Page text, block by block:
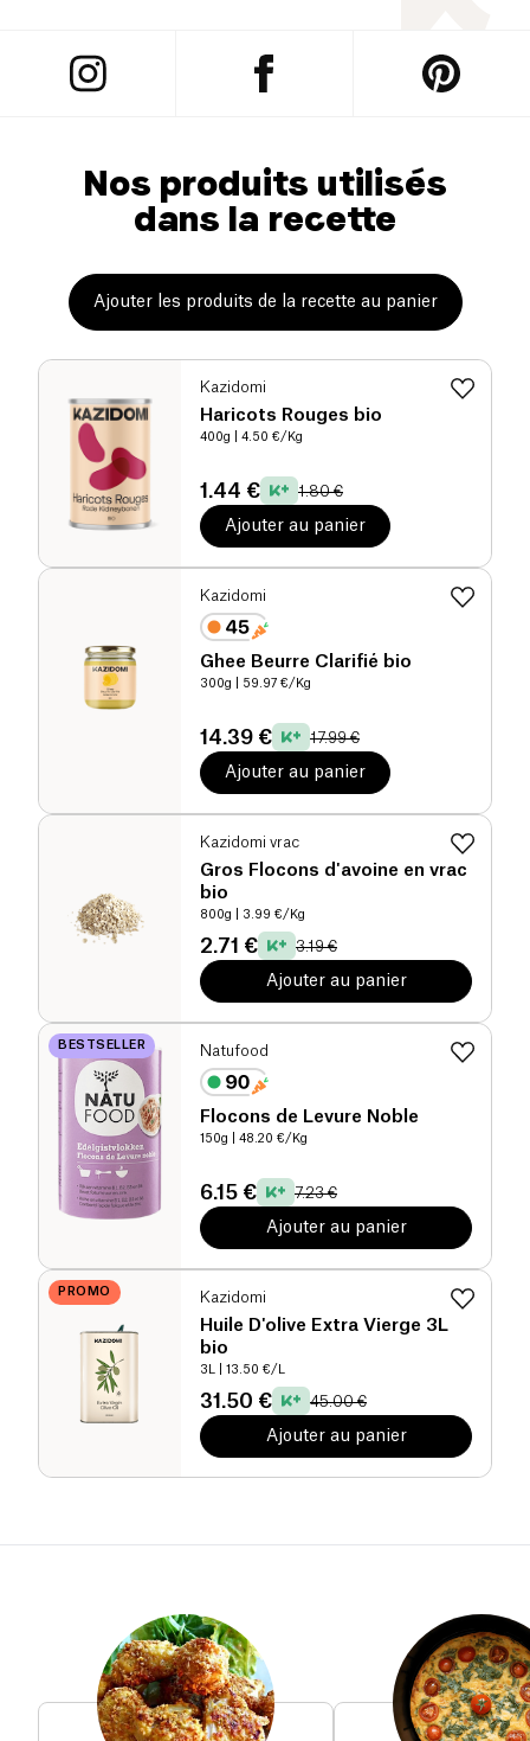
Nos produits utilisés
dans la recette
Ajouter les produits de la recette au panier
Kazidomi
Haricots Rouges bio
400g | 4.50 €/Kg
1.44 € 1.80 €
Ajouter au panier
Kazidomi
Ghee Beurre Clarifié bio
300g | 59.97 €/Kg
14.39 € 17.99 €
Ajouter au panier
Kazidomi vrac
Gros Flocons d'avoine en vrac
bio
800g | 3.99 €/Kg
2.71 € 3.19 €
Ajouter au panier
BESTSELLER Natufood
Flocons de Levure Noble
150g | 48.20 €/Kg
6.15 € 7.23 €
Ajouter au panier
PROMO Kazidomi
Huile D'olive Extra Vierge 3L
bio
3L | 13.50 €/L
31.50 € 45.00 €
Ajouter au panier